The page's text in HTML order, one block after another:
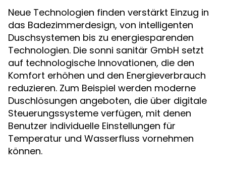
Neue Technologien finden verstärkt Einzug in
das Badezimmerdesign, von intelligenten
Duschsystemen bis zu energiesparenden
Technologien. Die sonni sanitär GmbH setzt
auf technologische Innovationen, die den
Komfort erhöhen und den Energieverbrauch
reduzieren. Zum Beispiel werden moderne
Duschlösungen angeboten, die über digitale
Steuerungssysteme verfügen, mit denen
Benutzer individuelle Einstellungen für
Temperatur und Wasserfluss vornehmen
können.